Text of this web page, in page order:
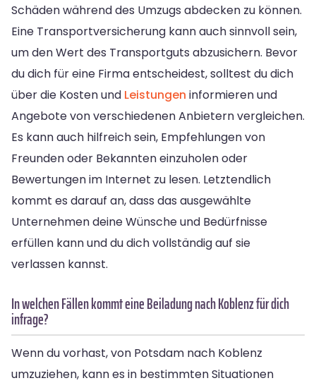
Schäden während des Umzugs abdecken zu können.
Eine Transportversicherung kann auch sinnvoll sein,
um den Wert des Transportguts abzusichern. Bevor
du dich für eine Firma entscheidest, solltest du dich
über die Kosten und Leistungen informieren und
Angebote von verschiedenen Anbietern vergleichen.
Es kann auch hilfreich sein, Empfehlungen von
Freunden oder Bekannten einzuholen oder
Bewertungen im Internet zu lesen. Letztendlich
kommt es darauf an, dass das ausgewählte
Unternehmen deine Wünsche und Bedürfnisse
erfüllen kann und du dich vollständig auf sie
verlassen kannst.
In welchen Fällen kommt eine Beiladung nach Koblenz für dich
infrage?
Wenn du vorhast, von Potsdam nach Koblenz
umzuziehen, kann es in bestimmten Situationen